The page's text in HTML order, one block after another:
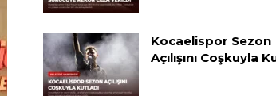
Kocaelispor Sezon
Açılışını Coşkuyla